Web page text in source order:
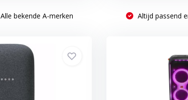
Alle bekende A-merken Altijd passend